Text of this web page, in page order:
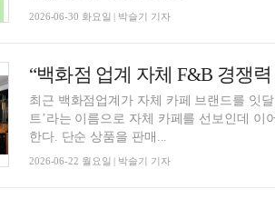
2026-06-30 화요일 | 박슬기 기자
최근 백화점업계가 자체 카페 브랜드를 잇
트’라는 이름으로 자체 카페를 선보인데 이
한다. 단순 상품을 판매...
2026-06-22 월요일 | 박슬기 기자